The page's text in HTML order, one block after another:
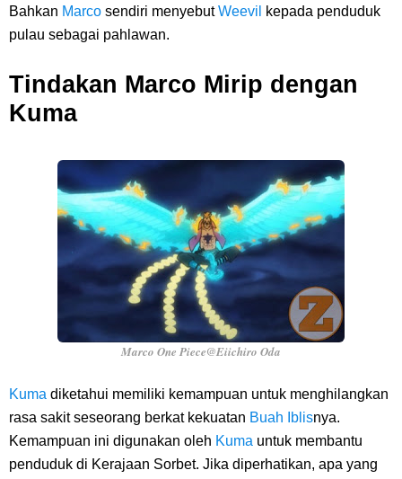
Bahkan Marco sendiri menyebutWeevil
kepada penduduk
pulau sebagai pahlawan.
Tindakan Marco Mirip dengan
Kuma
Marco One Piece@Eiichiro Oda
Kuma diketahui memiliki kemampuan untuk menghilangkan
rasa sakit seseorang berkat kekuatan Buah Iblisnya.
Kemampuan ini digunakan oleh Kuma untuk membantu
penduduk di Kerajaan Sorbet. Jika diperhatikan, apa yang